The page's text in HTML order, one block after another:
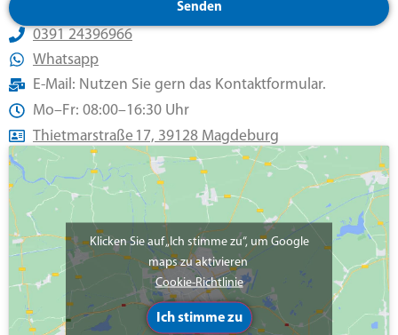
Senden
0391 24396966
Whatsapp
E-Mail: Nutzen Sie gern das Kontaktformular.
Mo–Fr: 08:00–16:30 Uhr
Thietmarstraße 17, 39128 Magdeburg
Klicken Sie auf „Ich stimme zu“, um Google
maps zu aktivieren
Cookie-Richtlinie
Ich stimme zu